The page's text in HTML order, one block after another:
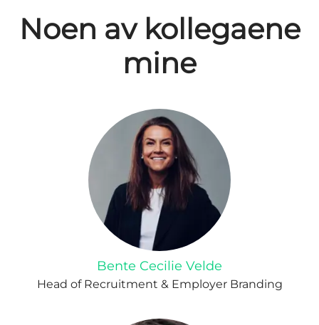
Noen av kollegaene
mine
Bente Cecilie Velde
Head of Recruitment & Employer Branding